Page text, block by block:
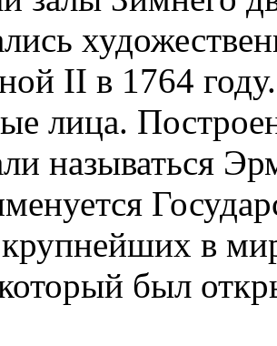
II в 1764
лица.
называться
в
был